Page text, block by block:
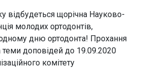
відбудеться щорічна Науково-
молодих ортодонтів,
дню ортодонта! Прохання
теми доповідей до 19.09.2020
комітету